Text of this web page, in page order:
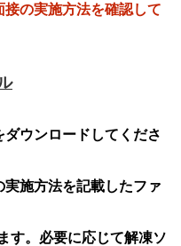
の実施方法を確認して
ロードしてくださ
法を記載したファ
必要に応じて解凍ソ